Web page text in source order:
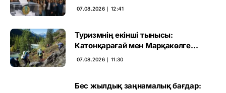
07.08.2026 ∣ 12:41
Туризмнің екінші тынысы:
Катонқарағай мен Марқакөлге
инвестиция не береді
07.08.2026 ∣ 11:30
Бес жылдық заңнамалық бағдар: